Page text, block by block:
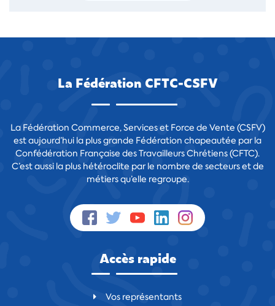
La Fédération CFTC-CSFV
La Fédération Commerce, Services et Force de Vente (CSFV)
est aujourd’hui la plus grande Fédération chapeautée par la
Confédération Française des Travailleurs Chrétiens (CFTC).
C’est aussi la plus hétéroclite par le nombre de secteurs et de
métiers qu’elle regroupe.
Accès rapide
Vos représentants